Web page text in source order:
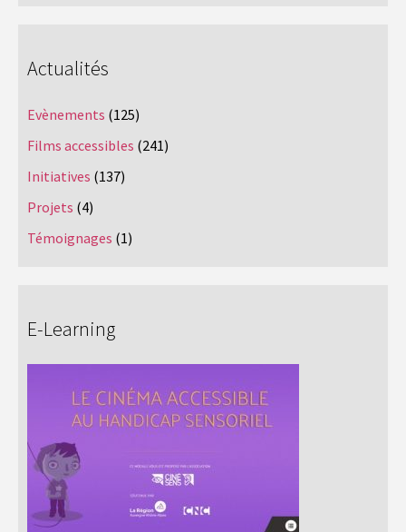
Actualités
Evènements (125)
Films accessibles (241)
Initiatives (137)
Projets (4)
Témoignages (1)
E-Learning